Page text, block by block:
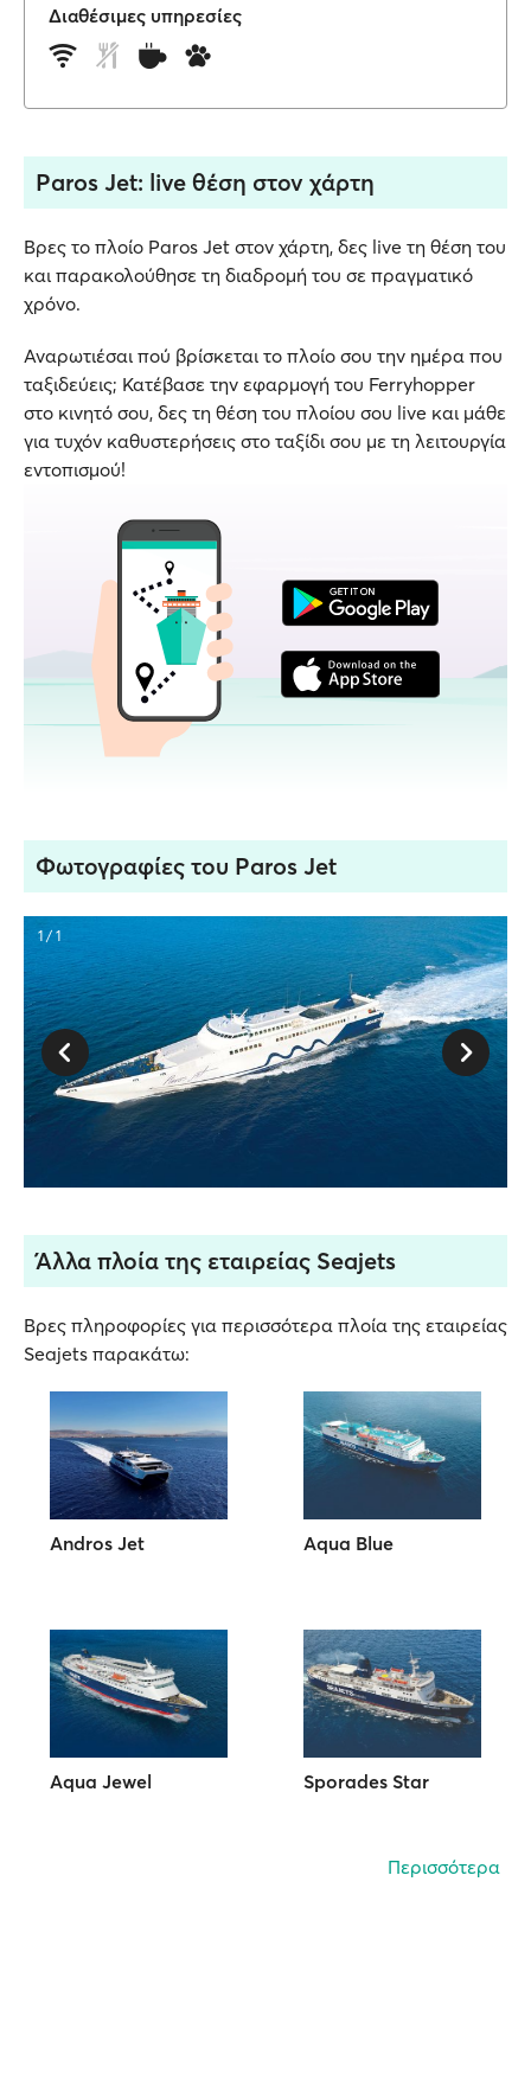
Διαθέσιμες υπηρεσίες
Paros Jet: live θέση στον χάρτη
Βρες το πλοίο Paros Jet στον χάρτη, δες live τη θέση του
και παρακολούθησε τη διαδρομή του σε πραγματικό
χρόνο.
Αναρωτιέσαι πού βρίσκεται το πλοίο σου την ημέρα που
ταξιδεύεις; Κατέβασε την εφαρμογή του Ferryhopper
στο κινητό σου, δες τη θέση του πλοίου σου live και μάθε
για τυχόν καθυστερήσεις στο ταξίδι σου με τη λειτουργία
εντοπισμού!
Φωτογραφίες του Paros Jet
1 / 1
Άλλα πλοία της εταιρείας Seajets
Βρες πληροφορίες για περισσότερα πλοία της εταιρείας
Seajets παρακάτω:
Andros Jet Aqua Blue
Aqua Jewel Sporades Star
Περισσότερα